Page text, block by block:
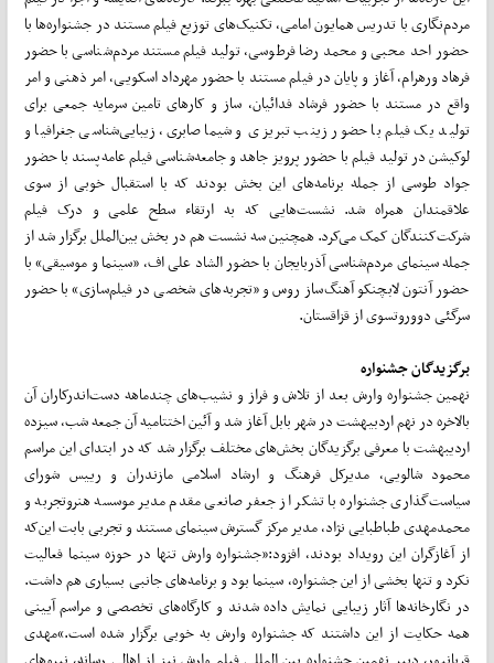
مردم‌نگاری با تدریس همایون امامی، تکنیک‌های توزیع فیلم مستند در جشنواره‌ها با
حضور احد محبی و محمد رضا فرطوسی، تولید فیلم مستند مردم‌شناسی با حضور
فرهاد ورهرام، آغاز و پایان در فیلم مستند با حضور مهرداد اسکویی، امر ذهنی و امر
واقع در مستند با حضور فرشاد فدائیان، ساز و کارهای تامین سرمایه جمعی برای
تولید یک فیلم با حضور زینب تبریزی و شیما صابری، زیبایی‌شناسی جغرافیا و
لوکیشن در تولید فیلم با حضور پرویز جاهد و جامعه‌شناسی فیلم عامه‌پسند با حضور
جواد طوسی از جمله برنامه‌های این بخش بودند که با استقبال خوبی از سوی
علاقمندان همراه شد. نشست‌هایی که به ارتقاء سطح علمی و درک فیلم
شرکت‌کنندگان کمک می‌کرد. همچنین سه نشست هم در بخش بین‌الملل برگزار شد از
جمله سینمای مردم‌شناسی آذربایجان با حضور الشاد علی اف، «سینما و موسیقی» با
حضور آنتون لابچنکو آهنگ‌ساز روس و «تجربه‌های شخصی در فیلم‌سازی» با حضور
سرگئی دووروتسوی از قزاقستان.
برگزیدگان جشنواره
نهمین جشنواره وارش بعد از تلاش و فراز و نشیب‌های چندماهه دست‌اندرکاران آن
بالاخره در نهم اردبیهشت در شهر بابل آغاز شد و آئین اختتامیه آن جمعه شب، سیزده
اردیبهشت با معرفی برگزیدگان بخش‌های مختلف برگزار شد که در ابتدای این مراسم
محمود شالویی، مدیرکل فرهنگ و ارشاد اسلامی مازندران و رییس شورای
سیاست‌گذاری جشنواره با تشکر از جعفر صانعی مقدم مدیر موسسه هنروتجربه و
محمدمهدی طباطبایی نژاد، مدیر مرکز گسترش سینمای مستند و تجربی بابت این‌که
از آغازگران این رویداد بودند، افزود:«جشنواره وارش تنها در حوزه سینما فعالیت
نکرد و تنها بخشی از این جشنواره، سینما بود و برنامه‌های جانبی بسیاری هم داشت.
در نگارخانه‌ها آثار زیبایی نمایش داده شدند و کارگاه‌های تخصصی و مراسم آیینی
همه حکایت از این داشتند که جشنواره وارش به خوبی برگزار شده است.»مهدی